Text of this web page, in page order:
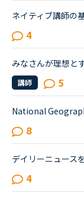
4
講師 5
8
4